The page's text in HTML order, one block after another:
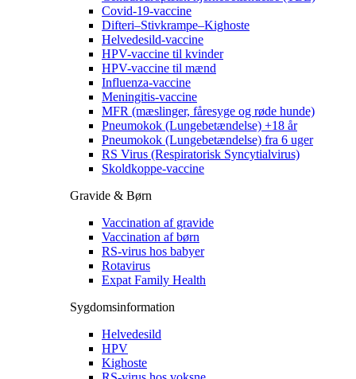
Covid-19-vaccine
Difteri–Stivkrampe–Kighoste
Helvedesild-vaccine
HPV-vaccine til kvinder
HPV-vaccine til mænd
Influenza-vaccine
Meningitis-vaccine
MFR (mæslinger, fåresyge og røde hunde)
Pneumokok (Lungebetændelse) +18 år
Pneumokok (Lungebetændelse) fra 6 uger
RS Virus (Respiratorisk Syncytialvirus)
Skoldkoppe-vaccine
Gravide & Børn
Vaccination af gravide
Vaccination af børn
RS-virus hos babyer
Rotavirus
Expat Family Health
Sygdomsinformation
Helvedesild
HPV
Kighoste